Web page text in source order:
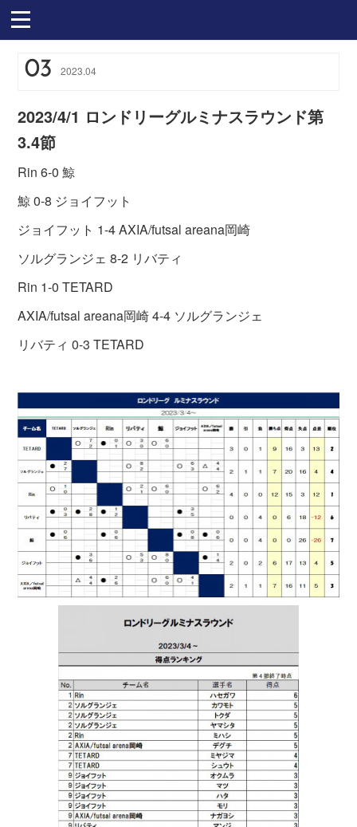
03 2023.04
2023/4/1 ロンドリーグルミナスラウンド第
3.4節
Rin 6-0 鯨
鯨 0-8 ジョイフット
ジョイフット 1-4 AXIA/futsal areana岡崎
ソルグランジェ 8-2 リバティ
Rin 1-0 TETARD
AXIA/futsal areana岡崎 4-4 ソルグランジェ
リバティ 0-3 TETARD